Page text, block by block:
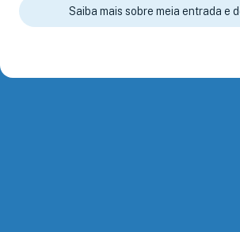
Saiba mais sobre meia entrada e